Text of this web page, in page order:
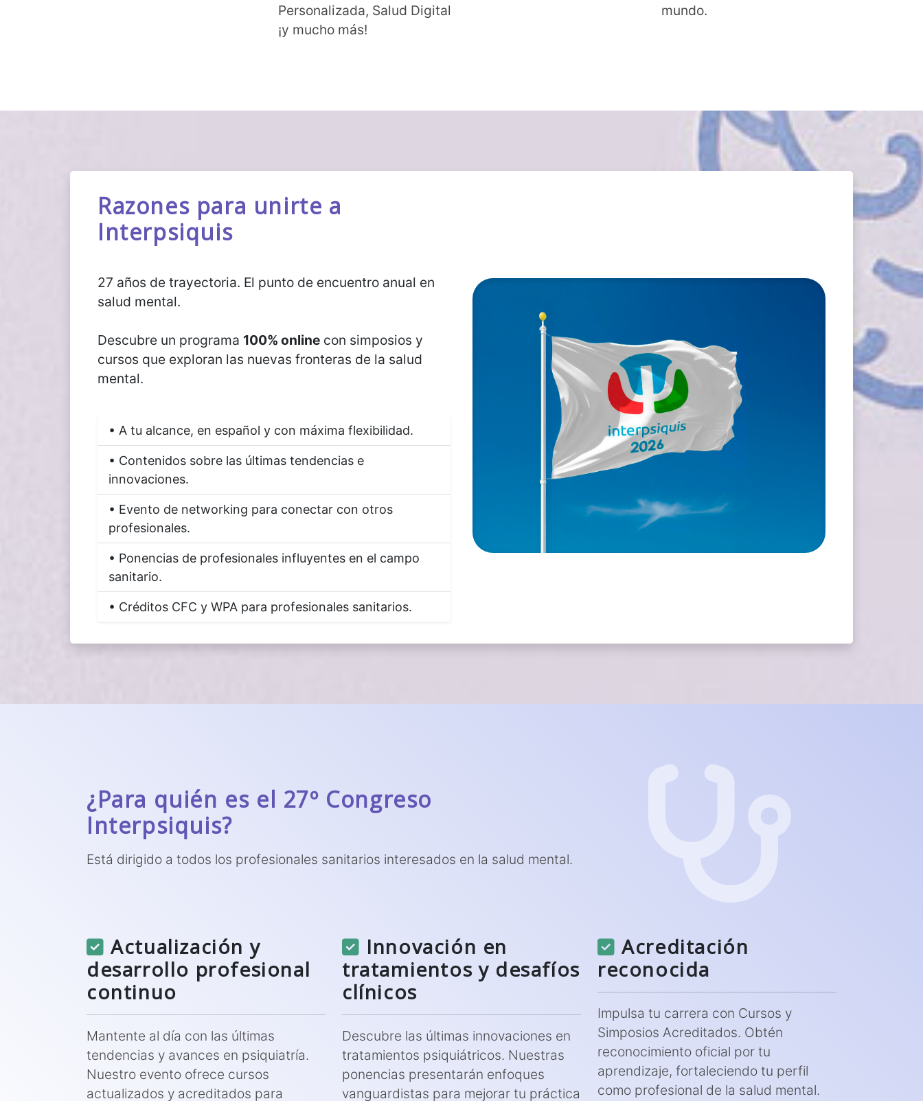
Personalizada, Salud Digital
¡y mucho más!
mundo.
Razones para unirte a
Interpsiquis
27 años de trayectoria. El punto de encuentro anual en
salud mental.
Descubre un programa 100% online con simposios y
cursos que exploran las nuevas fronteras de la salud
mental.
• A tu alcance, en español y con máxima flexibilidad.
• Contenidos sobre las últimas tendencias e
innovaciones.
• Evento de networking para conectar con otros
profesionales.
• Ponencias de profesionales influyentes en el campo
sanitario.
• Créditos CFC y WPA para profesionales sanitarios.
¿Para quién es el 27º Congreso
Interpsiquis?
Está dirigido a todos los profesionales sanitarios interesados en la salud mental.
Actualización y
desarrollo profesional
continuo
Mantente al día con las últimas
tendencias y avances en psiquiatría.
Nuestro evento ofrece cursos
actualizados y acreditados para
Innovación en
tratamientos y desafíos
clínicos
Descubre las últimas innovaciones en
tratamientos psiquiátricos. Nuestras
ponencias presentarán enfoques
vanguardistas para mejorar tu práctica
Acreditación
reconocida
Impulsa tu carrera con Cursos y
Simposios Acreditados. Obtén
reconocimiento oficial por tu
aprendizaje, fortaleciendo tu perfil
como profesional de la salud mental.